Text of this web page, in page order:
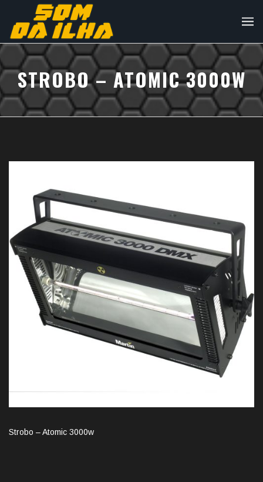
STROBO – ATOMIC 3000W
Strobo – Atomic 3000w